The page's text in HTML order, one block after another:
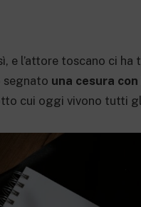
e l’attore toscano ci
segnato una cesura
cui oggi vivono tutti